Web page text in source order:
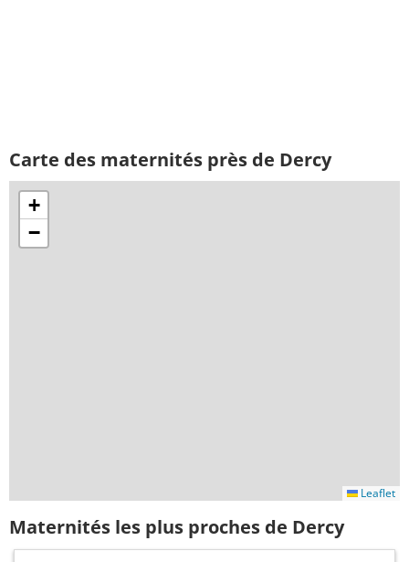
Carte des maternités près de Dercy
+
−
Leaflet
Maternités les plus proches de Dercy